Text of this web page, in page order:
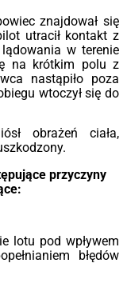
znajdował się
utracił kontakt z
w terenie
na krótkim polu z
nastąpiło poza
wtoczył się do
obrażeń ciała,
przyczyny
pod wpływem
błędów